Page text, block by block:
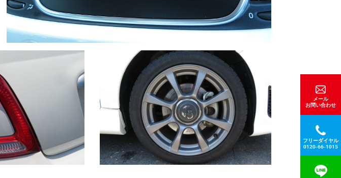
メール
お問い合わせ
フリーダイヤル
0120-66-1015